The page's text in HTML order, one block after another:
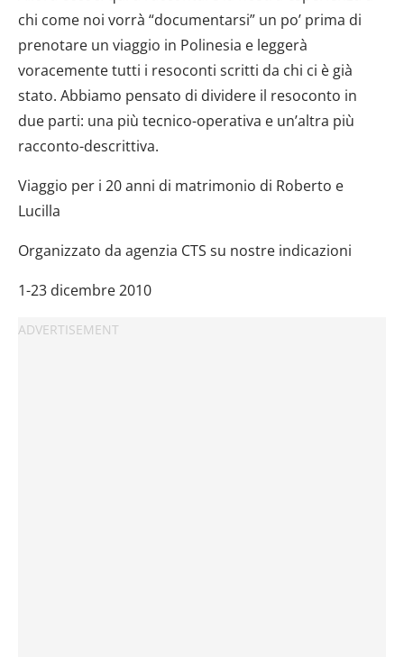
chi come noi vorrà “documentarsi” un po’ prima di
prenotare un viaggio in Polinesia e leggerà
voracemente tutti i resoconti scritti da chi ci è già
stato. Abbiamo pensato di dividere il resoconto in
due parti: una più tecnico-operativa e un’altra più
racconto-descrittiva.
Viaggio per i 20 anni di matrimonio di Roberto e
Lucilla
Organizzato da agenzia CTS su nostre indicazioni
1-23 dicembre 2010